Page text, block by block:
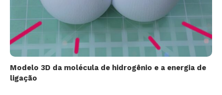
Modelo 3D da molécula de hidrogênio e a energia de
ligação